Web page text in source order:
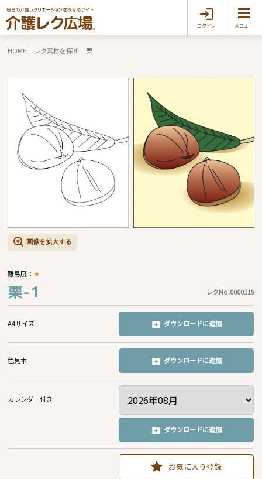
ログイン メニュー
HOME レク素材を探す 栗
画像を拡大する
難易度：★
栗-1 レクNo.0000119
A4サイズ ダウンロードに追加
色見本 ダウンロードに追加
カレンダー付き
ダウンロードに追加
お気に入り登録